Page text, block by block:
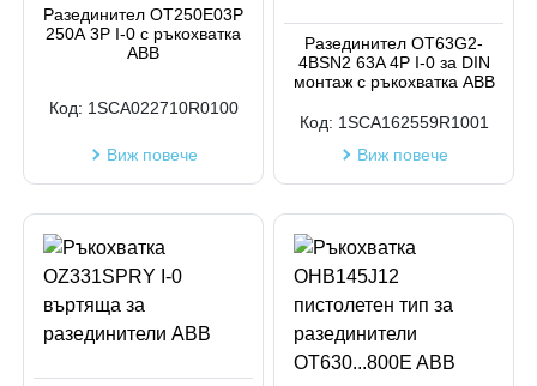
Разединител OT250E03P
250А 3P I-0 с ръкохватка
ABB
Код: 1SCA022710R0100
Виж повече
Разединител OT63G2-
4BSN2 63A 4P I-0 за DIN
монтаж с ръкохватка ABB
Код: 1SCA162559R1001
Виж повече